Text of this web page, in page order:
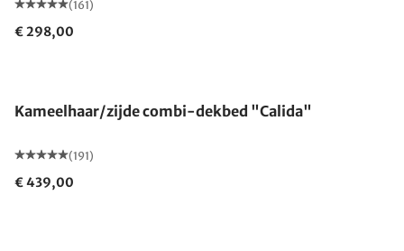
(161)
€ 298,00
Kameelhaar/zijde combi-dekbed "Calida"
(191)
€ 439,00